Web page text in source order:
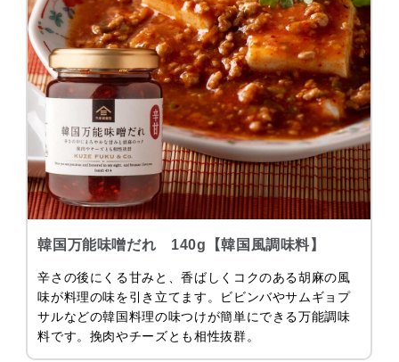
韓国万能味噌だれ 140g【韓国風調味料】
辛さの後にくる甘みと、香ばしくコクのある胡麻の風
味が料理の味を引き立てます。ビビンバやサムギョプ
サルなどの韓国料理の味つけが簡単にできる万能調味
料です。挽肉やチーズとも相性抜群。